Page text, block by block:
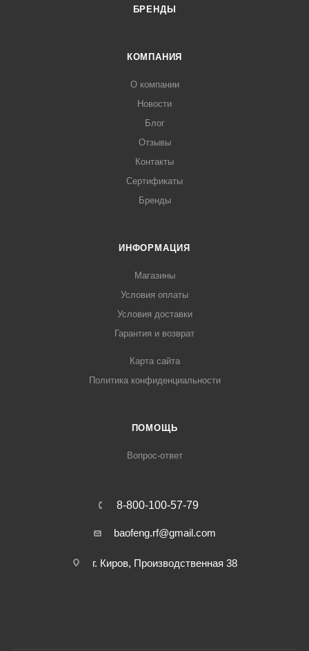
БРЕНДЫ
КОМПАНИЯ
О компании
Новости
Блог
Отзывы
Контакты
Сертификаты
Бренды
ИНФОРМАЦИЯ
Магазины
Условия оплаты
Условия доставки
Гарантия и возврат
Карта сайта
Политика конфиденциальности
ПОМОЩЬ
Вопрос-ответ
8-800-100-57-79
baofeng.rf@gmail.com
г. Киров, Производственная 38